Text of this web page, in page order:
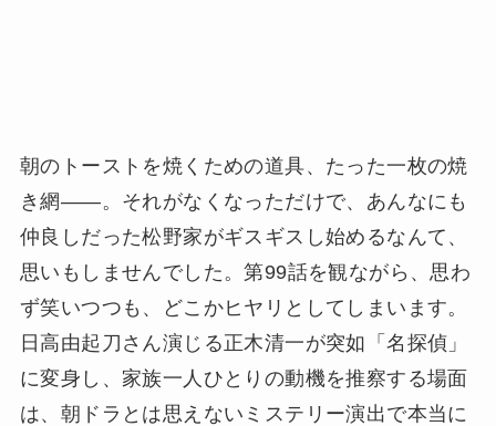
朝のトーストを焼くための道具、たった一枚の焼
き網——。それがなくなっただけで、あんなにも
仲良しだった松野家がギスギスし始めるなんて、
思いもしませんでした。第99話を観ながら、思わ
ず笑いつつも、どこかヒヤリとしてしまいます。
日高由起刀さん演じる正木清一が突如「名探偵」
に変身し、家族一人ひとりの動機を推察する場面
は、朝ドラとは思えないミステリー演出で本当に